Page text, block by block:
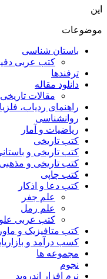
این
موضوعات
باستان شناسی
کتب عربی
ترفندها
دانلود مقاله
مقالات
راهنمای ردیاب،
روانشناسی
ریاضیات و آمار
کتب تاریخی
کتب تاریخی و
کتب تاریخی و مذهبی
کتب چاپی
کتب دعا و اذکار
علم جفر
علم رمل
کتب عربی
کتب متافیزیک و
کسب درآمد و
مجموعه ها
نجوم
نرم افزار اندروید